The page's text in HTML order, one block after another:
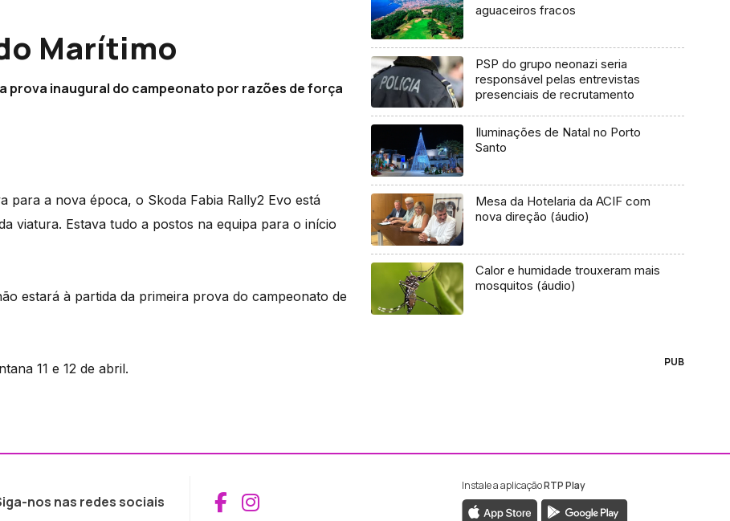
Marítimo
prova inaugural do campeonato por razões de força
a nova época, o Skoda Fabia Rally2 Evo está
viatura. Estava tudo a postos na equipa para o início
estará à partida da primeira prova do campeonato de
11 e 12 de abril.
aguaceiros fracos
PSP do grupo neonazi seria
responsável pelas entrevistas
presenciais de recrutamento
Iluminações de Natal no Porto
Santo
Mesa da Hotelaria da ACIF com
nova direção (áudio)
Calor e humidade trouxeram mais
mosquitos (áudio)
PUB
nos nas redes sociais Aceder ao Facebook da RTP Madeira
Aceder ao Instagram da RTP Madeira
Instale a aplicaçãoRTP Play